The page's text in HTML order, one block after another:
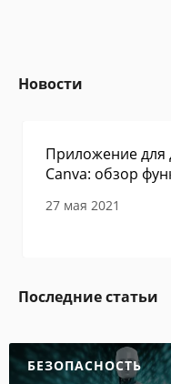
Новости
Приложение для
Canva: обзор
27 мая 2021
Последние статьи
БЕЗОПАСНОСТЬ